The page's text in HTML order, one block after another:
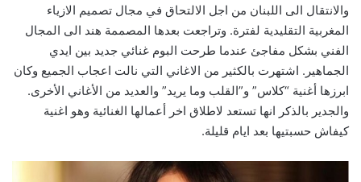
والانتقال الى اللبنان من اجل الالتحاق في مجال تصميم الازياء
المغربية التقليدية لفترة. وتراجعت بعدها المصممة هند الى المجال
الفني بشكل مفاجئ عندما طرحت البوم غنائي جديد بين ايدي
الجماهير. اشتهرت بالكثير من الاغاني التي نالت اعجاب الجميع وكان
ابرزها أغنية “كلاس” و”القلب وما يريد” والعديد من الأغاني الأخرى.
والجدير بالذكر انها تستعد لاطلاق اخر أعمالها الغنائية وهو اغنية
كيفاش حسبتيها بعد ايام قليلة.